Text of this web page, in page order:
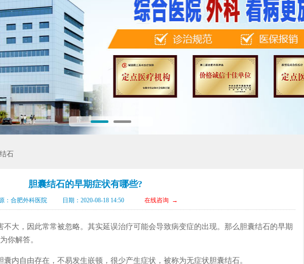
石
胆囊结石的早期症状有哪些?
：合肥外科医院 日期：2020-08-18 14:50 在线咨询 →
不大，因此常常被忽略。其实延误治疗可能会导致病变症的出现。那么胆囊结石的早期
你解答。
内自由存在，不易发生嵌顿，很少产生症状，被称为无症状胆囊结石。